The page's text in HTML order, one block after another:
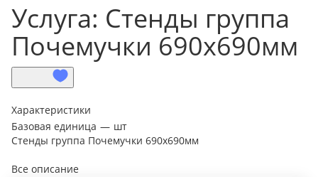
Услуга: Стенды группа
Почемучки 690х690мм
Характеристики
Базовая единица — шт
Стенды группа Почемучки 690х690мм
Все описание